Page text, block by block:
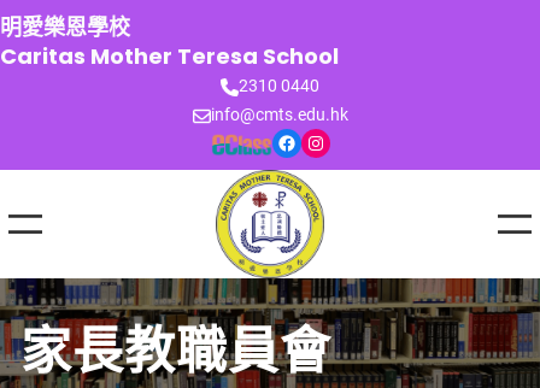
跳
至
主
明愛樂恩學校
Caritas Mother Teresa School
2310 0440
info@cmts.edu.hk
Facebook Instagram
家長教職員會